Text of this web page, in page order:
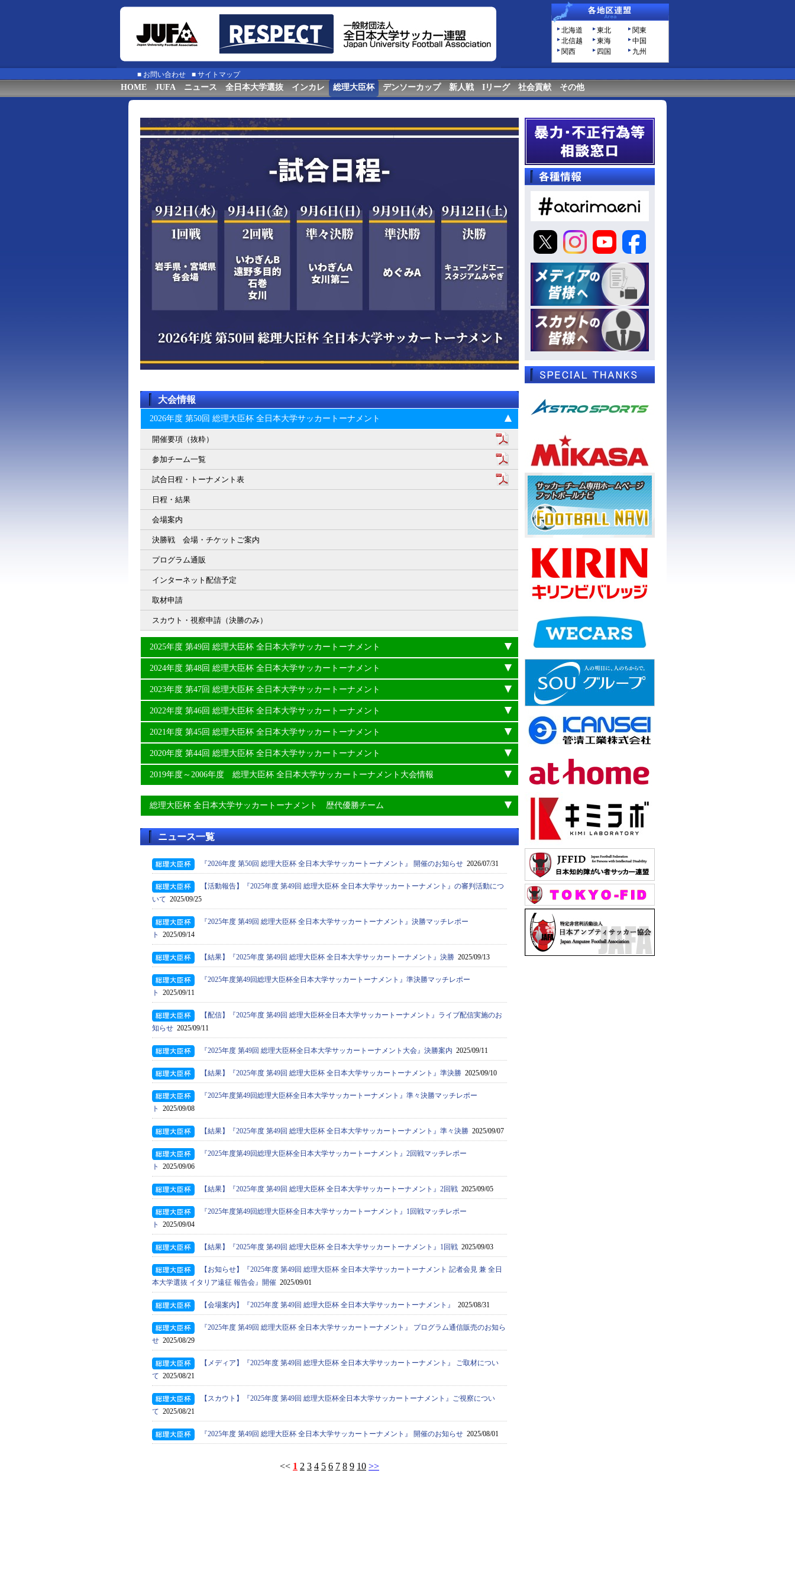
北海道 東北
関東
北信越
東海
中国
関西
四国 九州
■ お問い合わせ ■ サイトマップ
HOME JUFA ニュース 全日本大学選抜 インカレ 総理大臣杯 デンソーカップ 新人戦 Iリーグ 社会貢献 その他
大会情報
2026年度 第50回 総理大臣杯 全日本大学サッカートーナメント
開催要項（抜粋）
参加チーム一覧
試合日程・トーナメント表
日程・結果
会場案内
決勝戦 会場・チケットご案内
プログラム通販
インターネット配信予定
取材申請
スカウト・視察申請（決勝のみ）
2025年度 第49回 総理大臣杯 全日本大学サッカートーナメント
2024年度 第48回 総理大臣杯 全日本大学サッカートーナメント
2023年度 第47回 総理大臣杯 全日本大学サッカートーナメント
2022年度 第46回 総理大臣杯 全日本大学サッカートーナメント
2021年度 第45回 総理大臣杯 全日本大学サッカートーナメント
2020年度 第44回 総理大臣杯 全日本大学サッカートーナメント
2019年度～2006年度 総理大臣杯 全日本大学サッカートーナメント大会情報
総理大臣杯 全日本大学サッカートーナメント 歴代優勝チーム
ニュース一覧
『2026年度 第50回 総理大臣杯 全日本大学サッカートーナメント』 開催のお知らせ 2026/07/31
【活動報告】『2025年度 第49回 総理大臣杯 全日本大学サッカートーナメント』の審判活動につ
いて 2025/09/25
『2025年度 第49回 総理大臣杯 全日本大学サッカートーナメント』決勝マッチレポー
ト
2025/09/14
【結果】『2025年度 第49回 総理大臣杯 全日本大学サッカートーナメント』決勝 2025/09/13
『2025年度第49回総理大臣杯全日本大学サッカートーナメント』準決勝マッチレポー
ト
2025/09/11
【配信】『2025年度 第49回 総理大臣杯全日本大学サッカートーナメント』ライブ配信実施のお
知らせ 2025/09/11
『2025年度 第49回 総理大臣杯全日本大学サッカートーナメント大会』決勝案内 2025/09/11
【結果】『2025年度 第49回 総理大臣杯 全日本大学サッカートーナメント』準決勝 2025/09/10
『2025年度第49回総理大臣杯全日本大学サッカートーナメント』準々決勝マッチレポー
ト
2025/09/08
【結果】『2025年度 第49回 総理大臣杯 全日本大学サッカートーナメント』準々決勝 2025/09/07
『2025年度第49回総理大臣杯全日本大学サッカートーナメント』2回戦マッチレポー
ト
2025/09/06
【結果】『2025年度 第49回 総理大臣杯 全日本大学サッカートーナメント』2回戦 2025/09/05
『2025年度第49回総理大臣杯全日本大学サッカートーナメント』1回戦マッチレポー
ト
2025/09/04
【結果】『2025年度 第49回 総理大臣杯 全日本大学サッカートーナメント』1回戦 2025/09/03
【お知らせ】『2025年度 第49回 総理大臣杯 全日本大学サッカートーナメント 記者会見 兼 全日
本大学選抜 イタリア遠征 報告会』開催 2025/09/01
【会場案内】『2025年度 第49回 総理大臣杯 全日本大学サッカートーナメント』 2025/08/31
『2025年度 第49回 総理大臣杯 全日本大学サッカートーナメント』 プログラム通信販売のお知ら
せ 2025/08/29
【メディア】『2025年度 第49回 総理大臣杯 全日本大学サッカートーナメント』 ご取材につい
て 2025/08/21
【スカウト】『2025年度 第49回 総理大臣杯全日本大学サッカートーナメント』ご視察につい
て 2025/08/21
『2025年度 第49回 総理大臣杯 全日本大学サッカートーナメント』 開催のお知らせ 2025/08/01
<< 1 2 3 4 5 6 7 8 9 10 >>